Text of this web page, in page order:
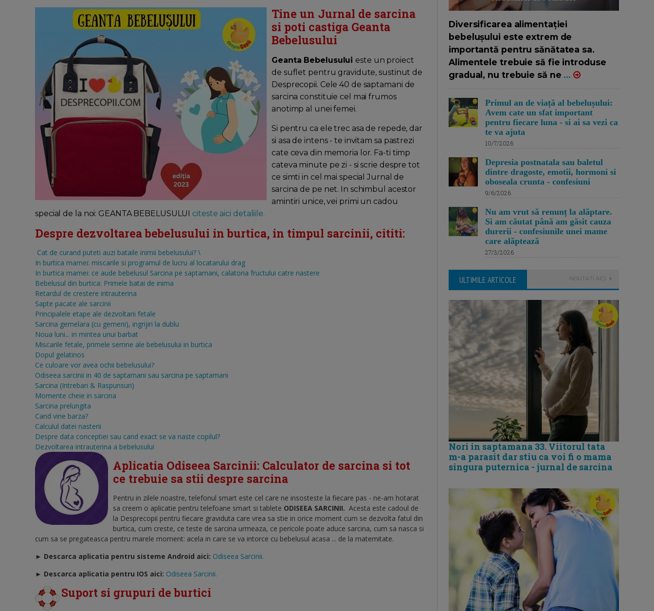
Tine un Jurnal de sarcina
si poti castiga Geanta
Bebelusului
Geanta Bebelusului este un proiect
de suflet pentru gravidute, sustinut de
Desprecopii. Cele 40 de saptamani de
sarcina constituie cel mai frumos
anotimp al unei femei.
Si pentru ca ele trec asa de repede, dar
si asa de intens - te invitam sa pastrezi
cate ceva din memoria lor. Fa-ti timp
cateva minute pe zi - si scrie despre tot
ce simti in cel mai special Jurnal de
sarcina de pe net. In schimbul acestor
amintiri unice, vei primi un cadou
special de la noi: GEANTA BEBELUSULUI citeste aici detaliile.
Despre dezvoltarea bebelusului in burtica, in timpul sarcinii, cititi:
Cat de curand puteti auzi bataile inimii bebelusului? \
In burtica mamei: miscarile si programul de lucru al locatarului drag
In burtica mamei: ce aude bebelusul Sarcina pe saptamani, calatoria fructului catre nastere
Bebelusul din burtica: Primele batai de inima
Retardul de crestere intrauterina
Sapte pacate ale sarcinii
Principalele etape ale dezvoltarii fetale
Sarcina gemelara (cu gemeni), ingrijiri la dublu
Noua luni... in mintea unui barbat
Miscarile fetale, primele semne ale bebelusului in burtica
Dopul gelatinos
Ce culoare vor avea ochii bebelusului?
Odiseea sarcinii in 40 de saptamani sau sarcina pe saptamani
Sarcina (Intrebari & Raspunsuri)
Momente cheie in sarcina
Sarcina prelungita
Cand vine barza?
Calculul datei nasterii
Despre data conceptiei sau cand exact se va naste copilul?
Dezvoltarea intrauterina a bebelusului
Aplicatia Odiseea Sarcinii: Calculator de sarcina si tot
ce trebuie sa stii despre sarcina
Pentru in zilele noastre, telefonul smart este cel care ne insosteste la fiecare pas - ne-am hotarat
sa creem o aplicatie pentru telefoane smart si tablete ODISEEA SARCINII. Acesta este cadoul de
la Desprecopii pentru fiecare graviduta care vrea sa stie in orice moment cum se dezvolta fatul din
burtica, cum creste, ce teste de sarcina urmeaza, ce pericole poate aduce sarcina, cum sa nasca si
cum sa se pregateasca pentru marele moment: acela in care se va intorce cu bebelusul acasa ... de la maternitate.
► Descarca aplicatia pentru sisteme Android aici: Odiseea Sarcinii.
► Descarca aplicatia pentru IOS aici: Odiseea Sarcinii.
Suport si grupuri de burtici
Diversificarea alimentației
bebelușului este extrem de
importantă pentru sănătatea sa.
Alimentele trebuie să fie introduse
gradual, nu trebuie să ne ...
Primul an de viață al bebelușului:
Avem cate un sfat important
pentru fiecare luna - si ai sa vezi ca
te va ajuta
10/7/2026
Depresia postnatala sau baletul
dintre dragoste, emotii, hormoni si
oboseala crunta - confesiuni
9/6/2026
Nu am vrut să renunț la alăptare.
Si am căutat până am găsit cauza
durerii - confesiunile unei mame
care alăptează
27/3/2026
ULTIMILE ARTICOLE NOUTATI AICI
Nori in saptamana 33. Viitorul tata
m-a parasit dar stiu ca voi fi o mama
singura puternica - jurnal de sarcina